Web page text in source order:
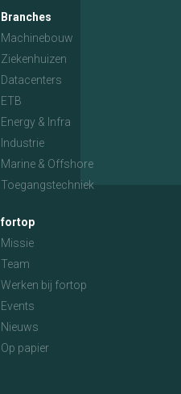
Branches
Machinebouw
Ziekenhuizen
Datacenters
ETB
Energy & Infra
Industrie
Marine & Offshore
Toegangstechniek
fortop
Missie
Team
Werken bij fortop
Events
Nieuws
Op papier